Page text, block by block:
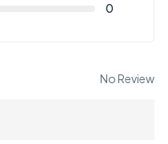
0
No Review